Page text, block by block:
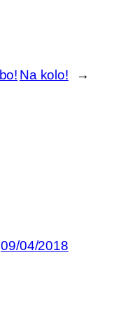
Na kolo! →
09/04/2018